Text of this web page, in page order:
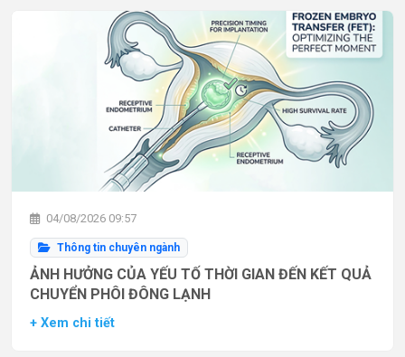
04/08/2026 09:57
Thông tin chuyên ngành
ẢNH HƯỞNG CỦA YẾU TỐ THỜI GIAN ĐẾN KẾT QUẢ
CHUYỂN PHÔI ĐÔNG LẠNH
+ Xem chi tiết